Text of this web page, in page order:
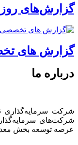
گزارش‌های
گزارش های
درباره ما
شرکت سرمایه‌گذاری
شرکت‌های
عرصه توسعه بخش